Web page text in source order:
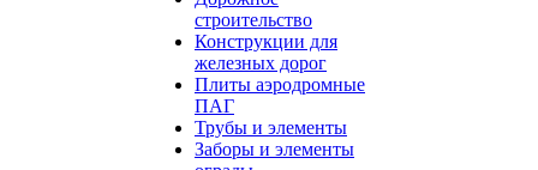
строительство
Конструкции для
железных дорог
Плиты аэродромные
ПАГ
Трубы и элементы
Заборы и элементы